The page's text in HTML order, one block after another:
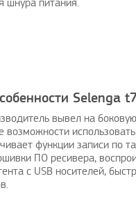
шнура питания.
Selenga
вывел на
возможности
функции записи по
ПО ресивера,
с USB носителей,